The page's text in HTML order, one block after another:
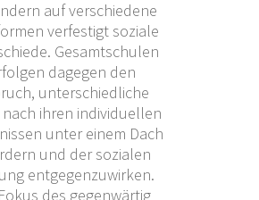
auf verschiedene
verfestigt soziale
Gesamtschulen
dagegen den
unterschiedliche
nach ihren individuellen
unter einem Dach
und der sozialen
entgegenzuwirken.
des gegenwärtig